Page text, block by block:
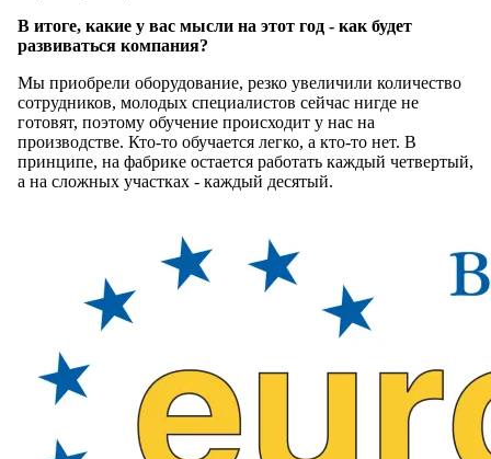
В итоге, какие у вас мысли на этот год - как будет
развиваться компания?
Мы приобрели оборудование, резко увеличили количество
сотрудников, молодых специалистов сейчас нигде не
готовят, поэтому обучение происходит у нас на
производстве. Кто-то обучается легко, а кто-то нет. В
принципе, на фабрике остается работать каждый четвертый,
а на сложных участках - каждый десятый.